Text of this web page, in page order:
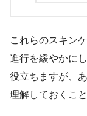
これらのスキン
進行を緩やかに
役立ちますが、
理解しておくこ